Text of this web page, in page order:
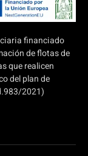
financiado
de flotas de
que realicen
del plan de
2021)